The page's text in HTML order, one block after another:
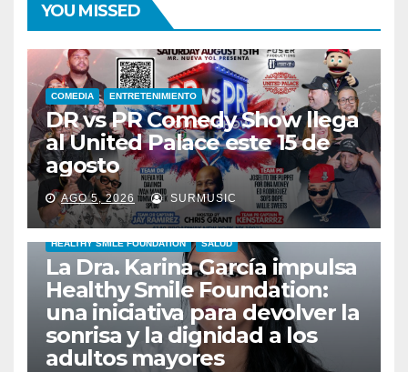
YOU MISSED
COMEDIA ENTRETENIMIENTO
DR vs PR Comedy Show llega
al United Palace este 15 de
agosto
AGO 5, 2026 SURMUSIC
HEALTHY SMILE FOUNDATION SALUD
La Dra. Karina García impulsa
Healthy Smile Foundation:
una iniciativa para devolver la
sonrisa y la dignidad a los
adultos mayores